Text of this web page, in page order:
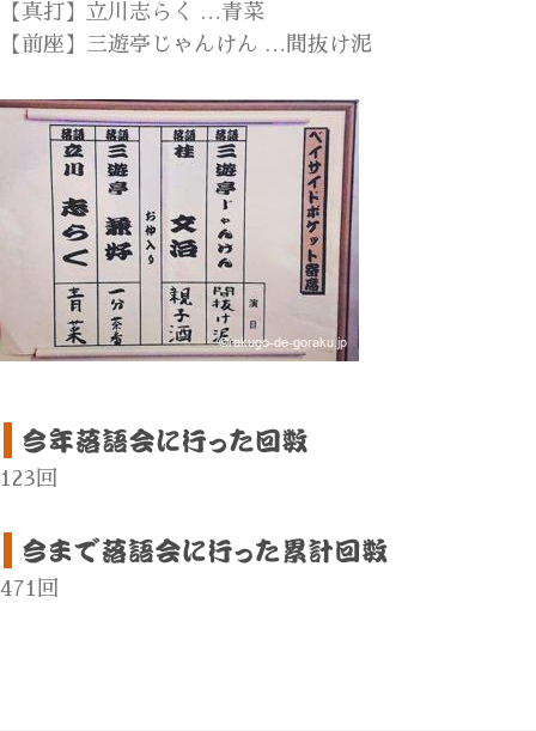
【真打】立川志らく …青菜
【前座】三遊亭じゃんけん …間抜け泥
123回
471回